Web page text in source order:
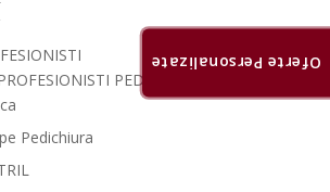
PEDICHIURA
Pedichiura
Oferte Personalizate